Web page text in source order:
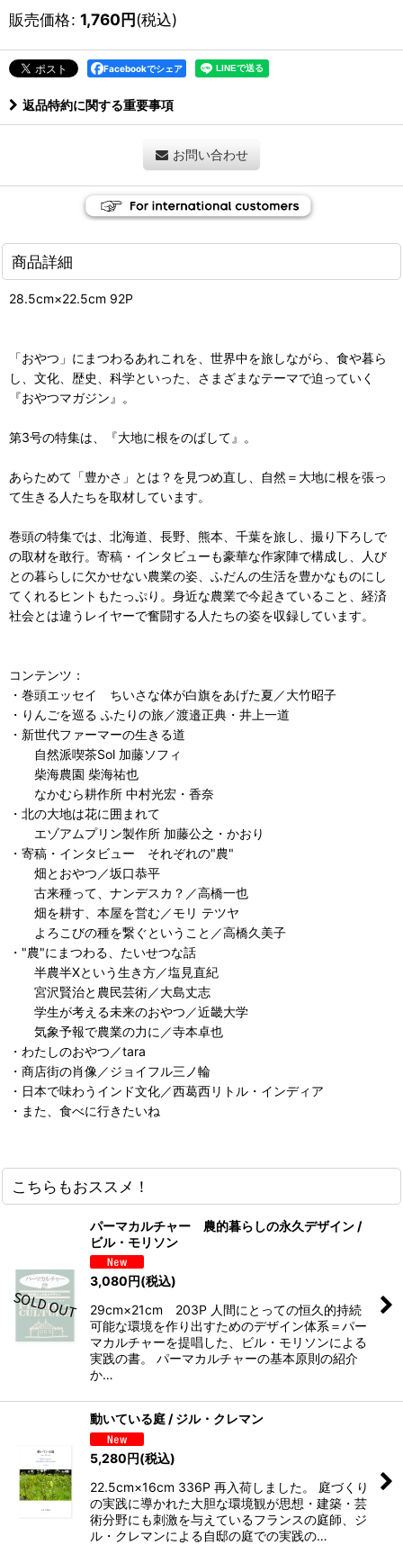
販売価格: 1,760円(税込)
Facebookでシェア
返品特約に関する重要事項
お問い合わせ
商品詳細
28.5cm×22.5cm 92P
「おやつ」にまつわるあれこれを、世界中を旅しながら、食や暮ら
し、文化、歴史、科学といった、さまざまなテーマで迫っていく
『おやつマガジン』。
第3号の特集は、『大地に根をのばして』。
あらためて「豊かさ」とは？を見つめ直し、自然＝大地に根を張っ
て生きる人たちを取材しています。
巻頭の特集では、北海道、長野、熊本、千葉を旅し、撮り下ろしで
の取材を敢行。寄稿・インタビューも豪華な作家陣で構成し、人び
との暮らしに欠かせない農業の姿、ふだんの生活を豊かなものにし
てくれるヒントもたっぷり。身近な農業で今起きていること、経済
社会とは違うレイヤーで奮闘する人たちの姿を収録しています。
コンテンツ：
・巻頭エッセイ ちいさな体が白旗をあげた夏／大竹昭子
・りんごを巡る ふたりの旅／渡邉正典・井上一道
・新世代ファーマーの生きる道
自然派喫茶Sol 加藤ソフィ
柴海農園 柴海祐也
なかむら耕作所 中村光宏・香奈
・北の大地は花に囲まれて
エゾアムプリン製作所 加藤公之・かおり
・寄稿・インタビュー それぞれの"農"
畑とおやつ／坂口恭平
古来種って、ナンデスカ？／高橋一也
畑を耕す、本屋を営む／モリ テツヤ
よろこびの種を繋ぐということ／高橋久美子
・"農"にまつわる、たいせつな話
半農半Xという生き方／塩見直紀
宮沢賢治と農民芸術／大島丈志
学生が考える未来のおやつ／近畿大学
気象予報で農業の力に／寺本卓也
・わたしのおやつ／tara
・商店街の肖像／ジョイフル三ノ輪
・日本で味わうインド文化／西葛西リトル・インディア
・また、食べに行きたいね
こちらもおススメ！
パーマカルチャー 農的暮らしの永久デザイン /
ビル・モリソン
3,080円(税込)
29cm×21cm 203P 人間にとっての恒久的持続
可能な環境を作り出すためのデザイン体系＝パー
マカルチャーを提唱した、ビル・モリソンによる
実践の書。 パーマカルチャーの基本原則の紹介
か…
動いている庭 / ジル・クレマン
5,280円(税込)
22.5cm×16cm 336P 再入荷しました。 庭づくり
の実践に導かれた大胆な環境観が思想・建築・芸
術分野にも刺激を与えているフランスの庭師、ジ
ル・クレマンによる自邸の庭での実践の…